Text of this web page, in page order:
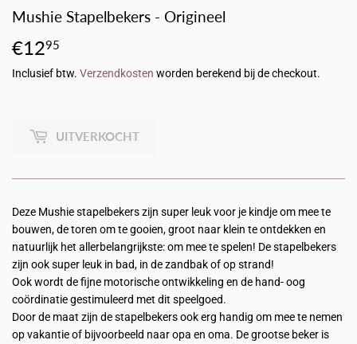
Mushie Stapelbekers - Origineel
€1295
Inclusief btw. Verzendkosten worden berekend bij de checkout.
UITVERKOCHT
Deze Mushie stapelbekers zijn super leuk voor je kindje om mee te
bouwen, de toren om te gooien, groot naar klein te ontdekken en
natuurlijk het allerbelangrijkste: om mee te spelen! De stapelbekers
zijn ook super leuk in bad, in de zandbak of op strand!
Ook wordt de fijne motorische ontwikkeling en de hand- oog
coördinatie gestimuleerd met dit speelgoed.
Door de maat zijn de stapelbekers ook erg handig om mee te nemen
op vakantie of bijvoorbeeld naar opa en oma. De grootse beker is